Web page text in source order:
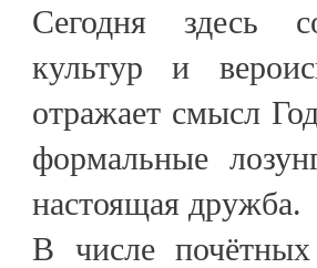
Сегодня здесь
культур и
отражает смысл
формальные
настоящая дружба.
В числе почётных